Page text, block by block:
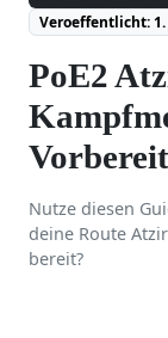
Veroeffentlicht: 1.
PoE2
Nutze diesen
deine Route
bereit?